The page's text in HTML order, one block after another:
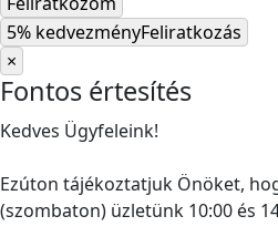
5% kedvezményFeliratkozás
×
Fontos értesítés
Kedves Ügyfeleink!
Ezúton tájékoztatjuk Önöket,
(szombaton) üzletünk 10:00 és